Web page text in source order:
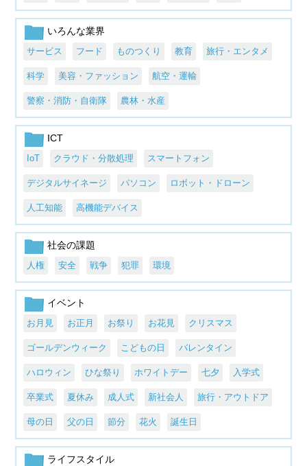
いろんな業界
サービス フード ものつくり 教育 旅行・エンタメ
科学 美容・ファッション 航空・運輸
警察・消防・自衛隊 農林・水産
ICT
IoT クラウド・分散処理 スマートフォン
デジタルサイネージ パソコン ロボット・ドローン
人工知能 高機能デバイス
社会の課題
人権 安全 戦争 犯罪 環境
イベント
お月見 お正月 お祭り お花見 クリスマス
ゴールデンウィーク こどもの日 バレンタイン
ハロウィン ひな祭り ホワイトデー 七夕 入学式
卒業式 夏休み 成人式 新社会人 旅行・アウトドア
母の日 父の日 節分 花火 誕生日
ライフスタイル